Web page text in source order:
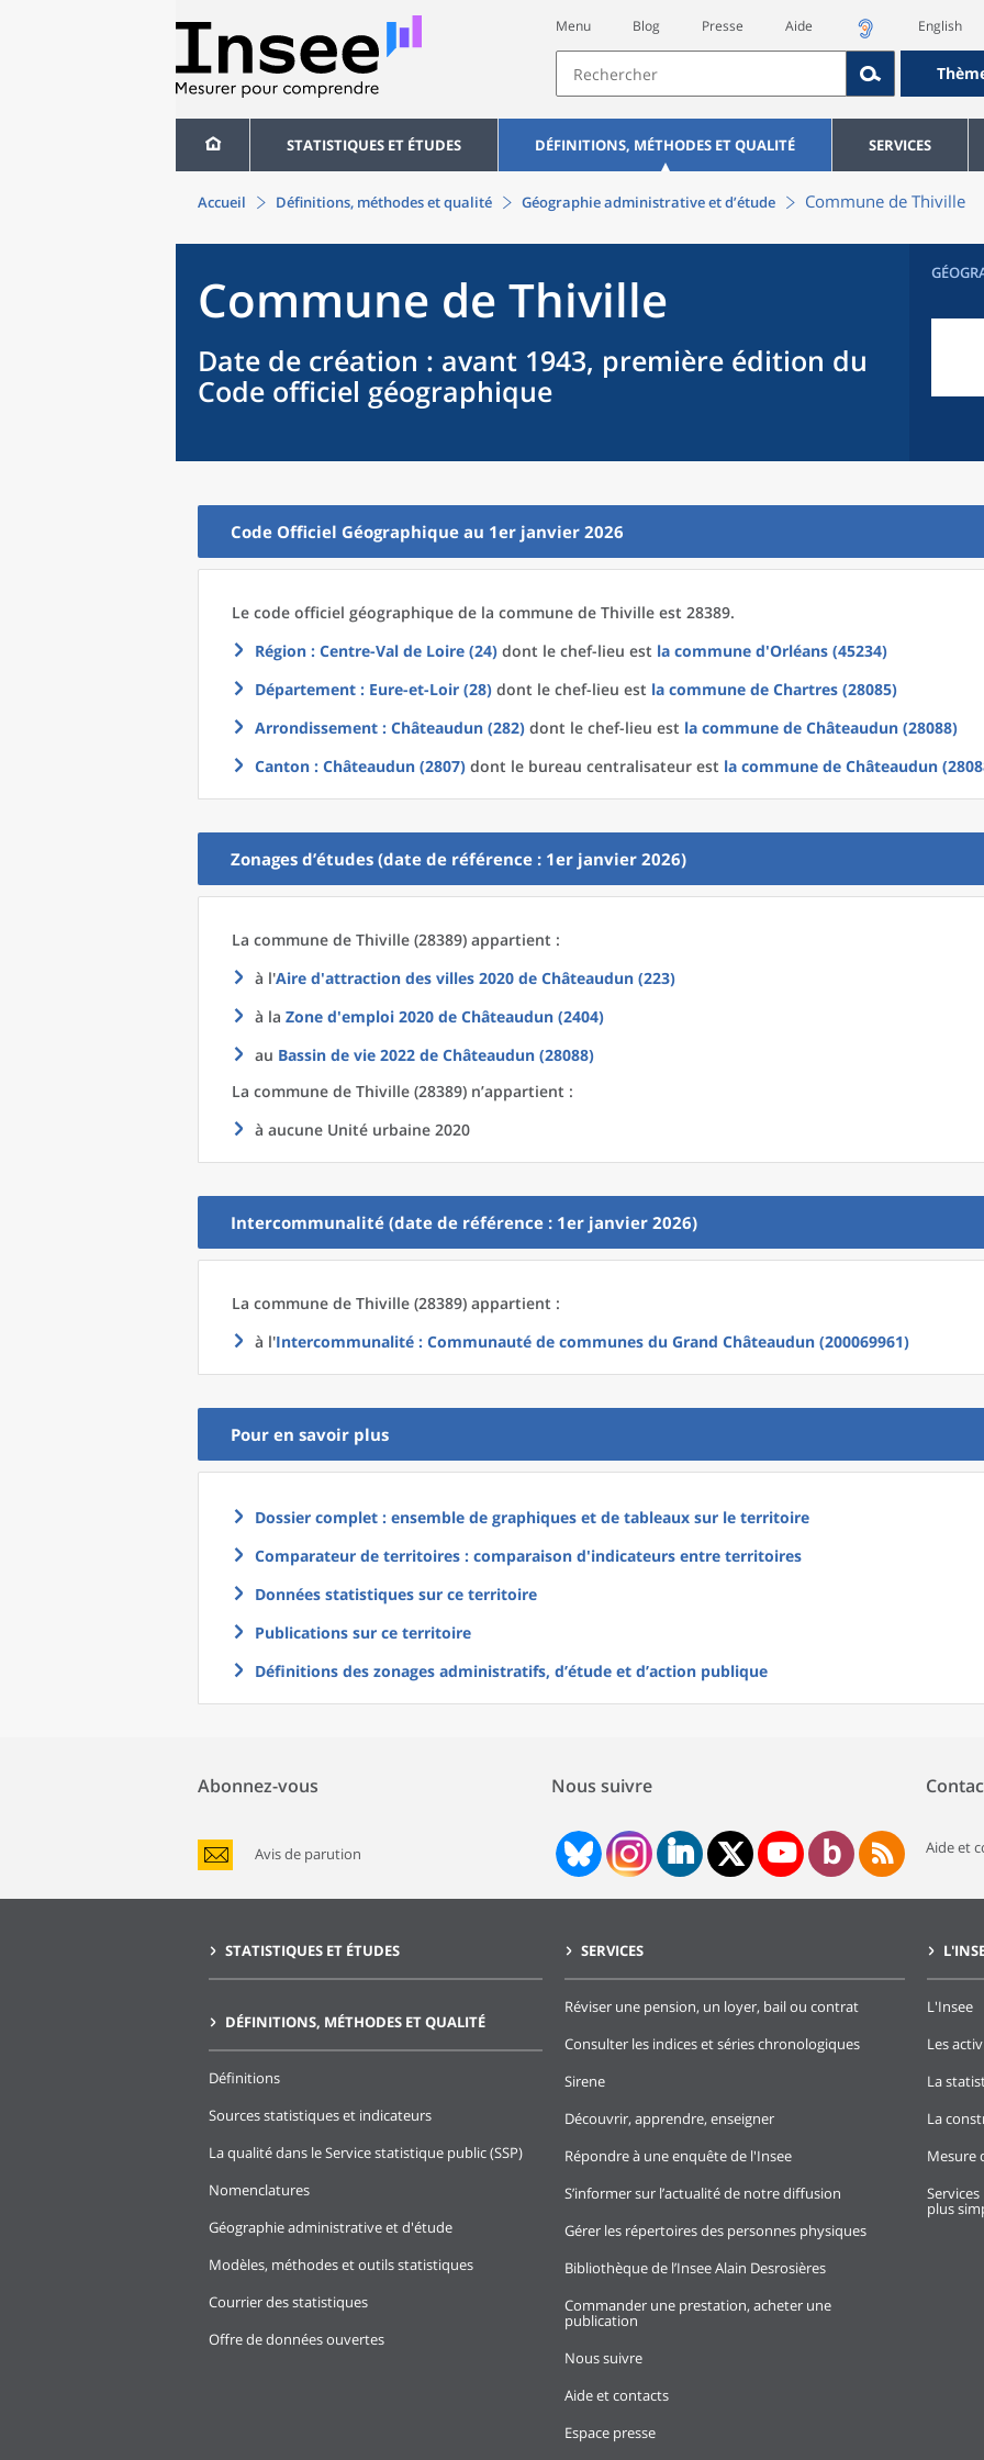
Menu Blog Presse Aide English
STATISTIQUES ET ÉTUDES DÉFINITIONS, MÉTHODES ET QUALITÉ SERVICES
Accueil Définitions, méthodes et qualité Géographie administrative et d’étude Commune de Thiville
Commune de Thiville
Date de création : avant 1943, première édition du
Code officiel géographique
Code Officiel Géographique au 1er janvier 2026
Le code officiel géographique de la commune de Thiville est 28389.
Région : Centre-Val de Loire (24) dont le chef-lieu est la commune d'Orléans (45234)
Département : Eure-et-Loir (28) dont le chef-lieu est la commune de Chartres (28085)
Arrondissement : Châteaudun (282) dont le chef-lieu est la commune de Châteaudun (28088)
Canton : Châteaudun (2807) dont le bureau centralisateur est la commune de Châteaudun
Zonages d’études (date de référence : 1er janvier 2026)
La commune de Thiville (28389) appartient :
à l'Aire d'attraction des villes 2020 de Châteaudun (223)
à la Zone d'emploi 2020 de Châteaudun (2404)
au Bassin de vie 2022 de Châteaudun (28088)
La commune de Thiville (28389) n’appartient :
à aucune Unité urbaine 2020
Intercommunalité (date de référence : 1er janvier 2026)
La commune de Thiville (28389) appartient :
à l'Intercommunalité : Communauté de communes du Grand Châteaudun (200069961)
Pour en savoir plus
Dossier complet : ensemble de graphiques et de tableaux sur le territoire
Comparateur de territoires : comparaison d'indicateurs entre territoires
Données statistiques sur ce territoire
Publications sur ce territoire
Définitions des zonages administratifs, d’étude et d’action publique
Abonnez-vous
Avis de parution
Nous suivre
Aide et
STATISTIQUES ET ÉTUDES
DÉFINITIONS, MÉTHODES ET QUALITÉ
Définitions
Sources statistiques et indicateurs
La qualité dans le Service statistique public (SSP)
Nomenclatures
Géographie administrative et d'étude
Modèles, méthodes et outils statistiques
Courrier des statistiques
Offre de données ouvertes
SERVICES
Réviser une pension, un loyer, bail ou contrat
Consulter les indices et séries chronologiques
Sirene
Découvrir, apprendre, enseigner
Répondre à une enquête de l'Insee
S’informer sur l’actualité de notre diffusion
Gérer les répertoires des personnes physiques
Bibliothèque de l’Insee Alain Desrosières
Commander une prestation, acheter une
publication
Nous suivre
Aide et contacts
Espace presse
L'Insee
Les
La
La
Mesure
plus